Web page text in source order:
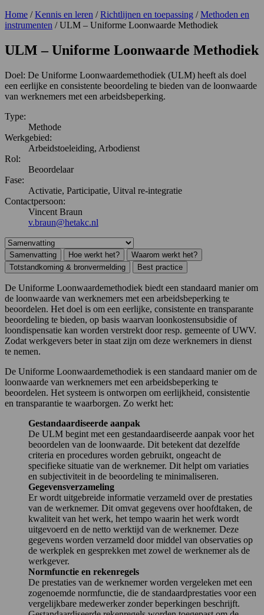
Home /Kennis en leren /Richtlijnen en toepassing /Methoden en
instrumenten /ULM – Uniforme Loonwaarde Methodiek
ULM – Uniforme Loonwaarde Methodiek
Doel: De Uniforme Loonwaardemethodiek (ULM) heeft als doel
een eerlijke en consistente beoordeling te bieden van de loonwaarde
van werknemers met een arbeidsbeperking.
Type:
Methode
Werkgebied:
Arbeidstoeleiding, Arbodienst
Rol:
Beoordelaar
Fase:
Activatie, Participatie, Uitval re-integratie
Contactpersoon:
Vincent Braun
v.braun@hetakc.nl
Samenvatting Hoe werkt het?
Waarom werkt het?
Totstandkoming & bronvermelding
Best practice
De Uniforme Loonwaardemethodiek biedt een standaard manier om
de loonwaarde van werknemers met een arbeidsbeperking te
beoordelen. Het doel is om een eerlijke, consistente en transparante
beoordeling te bieden, op basis waarvan loonkostensubsidie of
loondispensatie kan worden verstrekt door resp. gemeente of UWV.
Zodat werkgevers beter in staat zijn om deze werknemers in dienst
te nemen.
De Uniforme Loonwaardemethodiek is een standaard manier om de
loonwaarde van werknemers met een arbeidsbeperking te
beoordelen. Het systeem is ontworpen om eerlijkheid, consistentie
en transparantie te waarborgen. Zo werkt het:
Gestandaardiseerde aanpak
De ULM begint met een gestandaardiseerde aanpak voor het
beoordelen van de loonwaarde. Dit betekent dat dezelfde
criteria en procedures worden gebruikt, ongeacht de
specifieke situatie van de werknemer. Dit helpt om variaties
en subjectiviteit in de beoordeling te minimaliseren.
Gegevensverzameling
Er wordt uitgebreide informatie verzameld over de prestaties
van de werknemer. Dit omvat gegevens over hoofdtaken, de
kwaliteit van het werk, het tempo waarin het werk wordt
uitgevoerd en de netto werktijd van de werknemer. Deze
gegevens worden verzameld door middel van observaties op
de werkplek en gesprekken met zowel de werknemer als de
werkgever.
Normfunctie en rekenregels
De prestaties van de werknemer worden vergeleken met een
zogenoemde normfunctie, die de standaardprestaties voor een
vergelijkbare medewerker zonder beperkingen beschrijft.